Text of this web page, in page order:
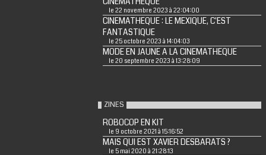
le 22 novembre 2023 à 22:04:00
CINEMATHEQUE : LE MEXIQUE, C'EST
FANTASTIQUE
le 25 octobre 2023 à 14:04:03
MODE EN JAUNE A LA CINEMATHEQUE
le 20 septembre 2023 à 13:28:09
ZINES
ROBOCOP EN KIT
le 9 octobre 2021 à 15:16:52
MAIS QUI EST XAVIER DESBARATS ?
le 5 mai 2020 à 21:28:13